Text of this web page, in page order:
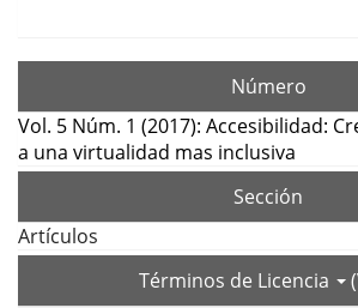
Número
Vol. 5 Núm. 1 (2017): Accesibilidad:
a una virtualidad mas inclusiva
Sección
Artículos
Términos de Licencia